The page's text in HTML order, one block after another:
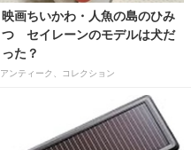
映画ちいかわ・人魚の島のひみ
つ セイレーンのモデルは犬だ
った？
アンティーク、コレクション